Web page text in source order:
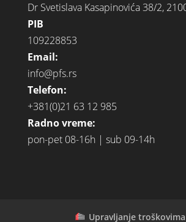
Dr Svetislava Kasapinovića 38/2,
PIB
109228853
Email:
info@pfs.rs
Telefon:
+381(0)21 63 12 985
Radno vreme:
pon-pet 08-16h | sub 09-14h
Upravljanje troškovima